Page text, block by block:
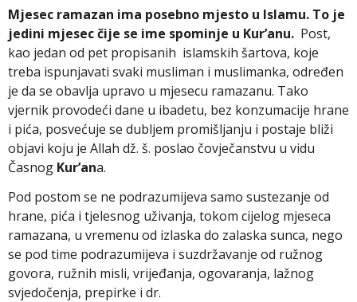
Mjesec ramazan ima posebno mjesto u Islamu. To je
jedini mjesec čije se ime spominje u Kur’anu. Post,
kao jedan od pet propisanih islamskih šartova, koje
treba ispunjavati svaki musliman i muslimanka, određen
je da se obavlja upravo u mjesecu ramazanu. Tako
vjernik provodeći dane u ibadetu, bez konzumacije hrane
i pića, posvećuje se dubljem promišljanju i postaje bliži
objavi koju je Allah dž. š. poslao čovječanstvu u vidu
Časnog Kur’ana.
Pod postom se ne podrazumijeva samo sustezanje od
hrane, pića i tjelesnog uživanja, tokom cijelog mjeseca
ramazana, u vremenu od izlaska do zalaska sunca, nego
se pod time podrazumijeva i suzdržavanje od ružnog
govora, ružnih misli, vrijeđanja, ogovaranja, lažnog
svjedočenja, prepirke i dr.